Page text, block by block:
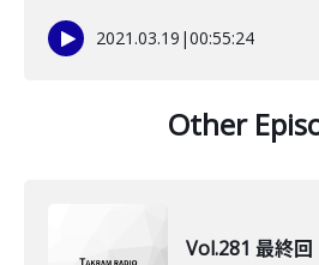
2021.03.19 |00:55:24
Other
Vol.281 最終